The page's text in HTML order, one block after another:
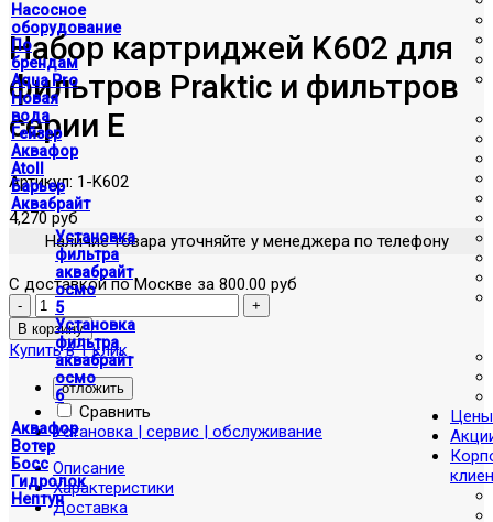
Насосное
оборудование
По
брендам
Aqua Pro
Новая
вода
Гейзер
Аквафор
Atoll
Барьер
Аквабрайт
Установка
фильтра
аквабрайт
осмо
5
Установка
фильтра
аквабрайт
осмо
6
Аквафор
Вотер
Босс
Гидролок
Нептун
Цены
Набор картриджей K602 для
фильтров Praktic и фильтров
серии E
Артикул: 1-K602
4,270 руб
Наличие товара уточняйте у менеджера по телефону
С доставкой по Москве за 800.00 руб
Купить в 1 клик
отложить
Сравнить
Установка | сервис | обслуживание
Описание
Характеристики
Доставка